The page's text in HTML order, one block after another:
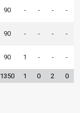
90 - - - -
90 - - - -
90 1 - - -
1350 1 0 2 0